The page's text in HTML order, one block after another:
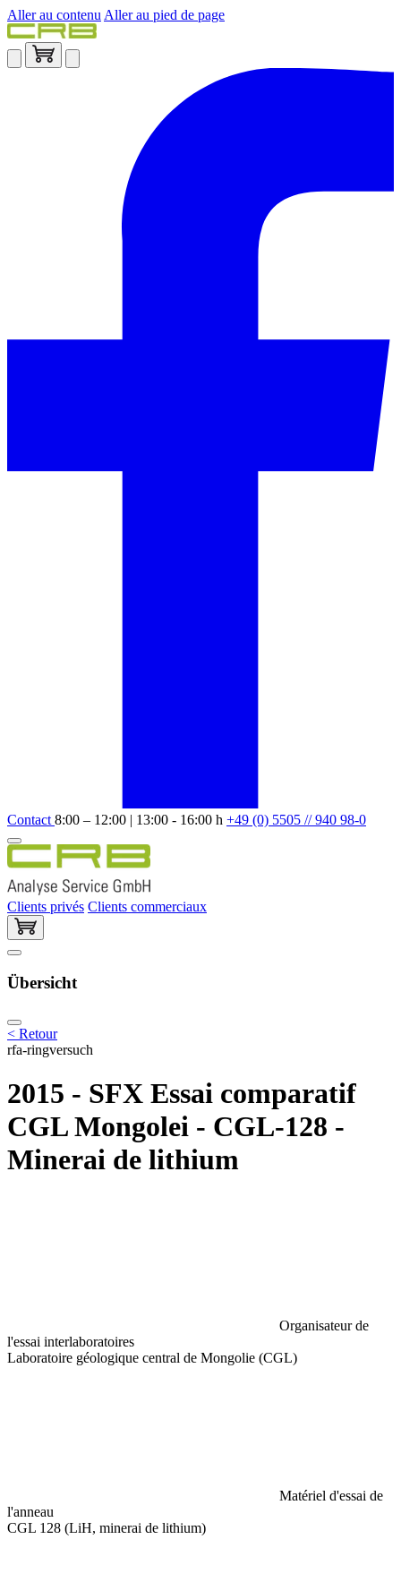
Aller au contenu Aller au pied de page
Contact 8:00 – 12:00 | 13:00 - 16:00 h +49 (0) 5505 // 940 98-0
Clients privés Clients commerciaux
Übersicht
< Retour
rfa-ringversuch
2015 - SFX Essai comparatif
CGL Mongolei - CGL-128 -
Minerai de lithium
Organisateur de
l'essai interlaboratoires
Laboratoire géologique central de Mongolie (CGL)
Matériel d'essai de
l'anneau
CGL 128 (LiH, minerai de lithium)